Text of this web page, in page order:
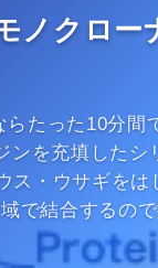
ノクロー
たった10分間
ンを充填したシ
ス・ウサギを
で結合するの